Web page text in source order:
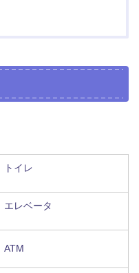
トイレ
エレベータ
ATM